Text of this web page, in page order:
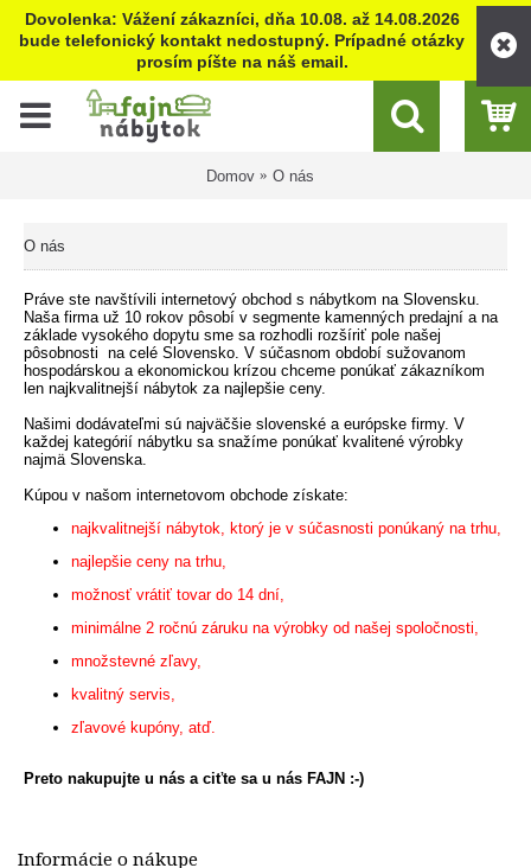
Dovolenka: Vážení zákazníci, dňa 10.08. až 14.08.2026
bude telefonický kontakt nedostupný. Prípadné otázky
prosím píšte na náš email.
Domov O nás
O nás
Práve ste navštívili internetový obchod s nábytkom na Slovensku.
Naša firma už 10 rokov pôsobí v segmente kamenných predajní a na
základe vysokého dopytu sme sa rozhodli rozšíriť pole našej
pôsobnosti na celé Slovensko. V súčasnom období sužovanom
hospodárskou a ekonomickou krízou chceme ponúkať zákazníkom
len najkvalitnejší nábytok za najlepšie ceny.
Našimi dodávateľmi sú najväčšie slovenské a európske firmy. V
každej kategórií nábytku sa snažíme ponúkať kvalitené výrobky
najmä Slovenska.
Kúpou v našom internetovom obchode získate:
najkvalitnejší nábytok, ktorý je v súčasnosti ponúkaný na trhu,
najlepšie ceny na trhu,
možnosť vrátiť tovar do 14 dní,
minimálne 2 ročnú záruku na výrobky od našej spoločnosti,
množstevné zľavy,
kvalitný servis,
zľavové kupóny, atď.
Preto nakupujte u nás a ciťte sa u nás FAJN :-)
Informácie o nákupe